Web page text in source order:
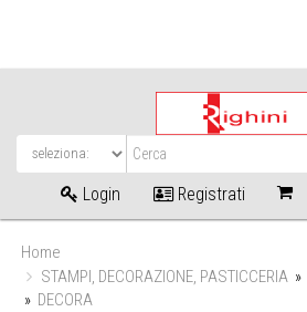
Login Registrati
Home
STAMPI, DECORAZIONE, PASTICCERIA »
» DECORA